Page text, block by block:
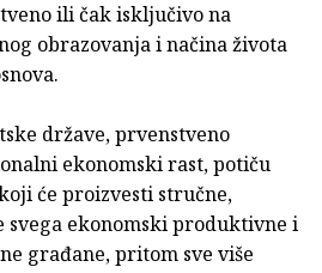
ili čak isključivo na
obrazovanja i načina života
države, prvenstveno
ekonomski rast, potiču
će proizvesti stručne,
ekonomski produktivne i
građane, pritom sve više